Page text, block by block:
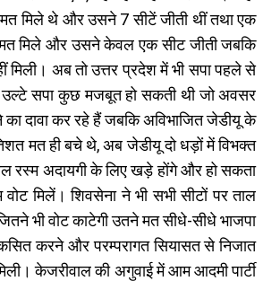
मत मिले थे और उसने 7 सीटें जीती थीं तथा एक
मत मिले और उसने केवल एक सीट जीती जबकि
अब तो उत्तर प्रदेश में भी सपा पहले से
उल्टे सपा कुछ मजबूत हो सकती थी जो अवसर
दावा कर रहे हैं जबकि अविभाजित जेडीयू के
मत ही बचे थे, अब जेडीयू दो धड़ों में विभक्त
रस्म अदायगी के लिए खड़े होंगे और हो सकता
मिलें। शिवसेना ने भी सभी सीटों पर ताल
भी वोट काटेगी उतने मत सीधे-सीधे भाजपा
करने और परम्परागत सियासत से निजात
केजरीवाल की अगुवाई में आम आदमी पार्टी